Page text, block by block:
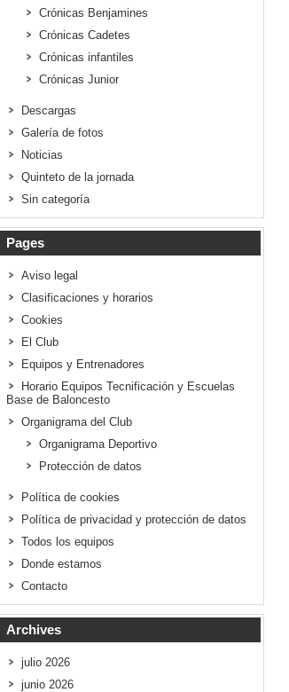
Crónicas Benjamines
Crónicas Cadetes
Crónicas infantiles
Crónicas Junior
Descargas
Galería de fotos
Noticias
Quinteto de la jornada
Sin categoría
Pages
Aviso legal
Clasificaciones y horarios
Cookies
El Club
Equipos y Entrenadores
Horario Equipos Tecnificación y Escuelas
Base de Baloncesto
Organigrama del Club
Organigrama Deportivo
Protección de datos
Política de cookies
Política de privacidad y protección de datos
Todos los equipos
Donde estamos
Contacto
Archives
julio 2026
junio 2026